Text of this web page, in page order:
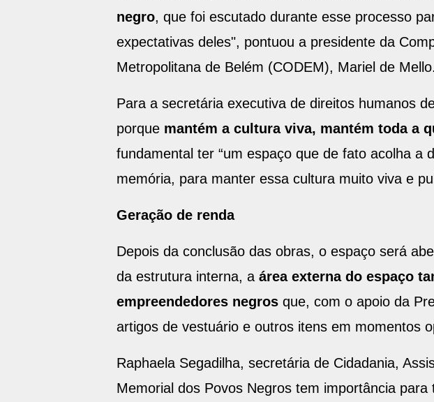
negro, que foi escutado durante esse processo
expectativas deles", pontuou a presidente da
Metropolitana de Belém (CODEM), Mariel de Mello.
Para a secretária executiva de direitos humanos
porque mantém a cultura viva, mantém toda a
fundamental ter “um espaço que de fato acolha
memória, para manter essa cultura muito viva e
Geração de renda
Depois da conclusão das obras, o espaço será
da estrutura interna, a área externa do espaço
empreendedores negrosque, com o apoio da
artigos de vestuário e outros itens em momentos
Raphaela Segadilha, secretária de Cidadania,
Memorial dos Povos Negros tem importância